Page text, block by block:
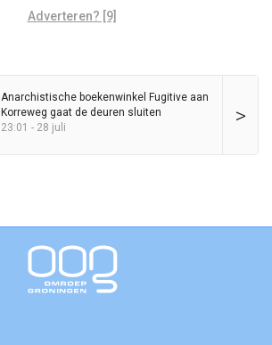
Adverteren? [9]
>
Anarchistische boekenwinkel Fugitive aan
Korreweg gaat de deuren sluiten
23:01 - 28 juli